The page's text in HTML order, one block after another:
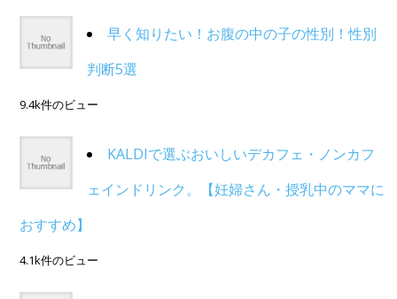
早く知りたい！お腹の中の子の性別！性別
判断5選
9.4k件のビュー
KALDIで選ぶおいしいデカフェ・ノンカフ
ェインドリンク。【妊婦さん・授乳中のママに
おすすめ】
4.1k件のビュー